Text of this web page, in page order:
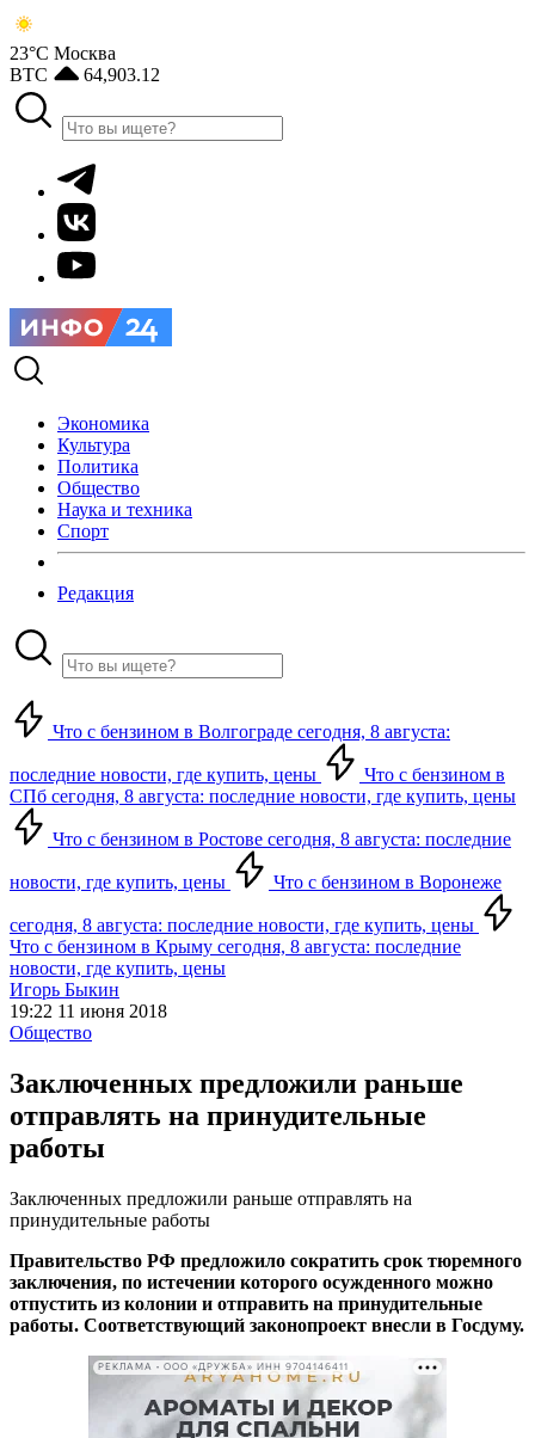
23°С Москва
BTC
64,903.12
Экономика
Культура
Политика
Общество
Наука и техника
Спорт
Редакция
Что с бензином в Волгограде сегодня, 8 августа:
последние новости, где купить, цены
Что с бензином в
СПб сегодня, 8 августа: последние новости, где купить, цены
Что с бензином в Ростове сегодня, 8 августа: последние
новости, где купить, цены Что с бензином в Воронеже
сегодня, 8 августа: последние новости, где купить, цены
Что с бензином в Крыму сегодня, 8 августа: последние
новости, где купить, цены
Игорь Быкин
19:22 11 июня 2018
Общество
Заключенных предложили раньше
отправлять на принудительные
работы
Заключенных предложили раньше отправлять на
принудительные работы
Правительство РФ предложило сократить срок тюремного
заключения, по истечении которого осужденного можно
отпустить из колонии и отправить на принудительные
работы. Соответствующий законопроект внесли в Госдуму.
РЕКЛАМА • ООО «ДРУЖБА» ИНН 9704146411